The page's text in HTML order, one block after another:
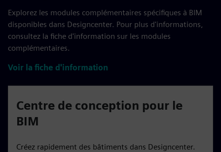
Explorez les modules complémentaires spécifiques à BIM
disponibles dans Designcenter. Pour plus d'informations,
consultez la fiche d'information sur les modules
complémentaires.
Voir la fiche d'information
Centre de conception pour le
BIM
Créez rapidement des bâtiments dans Designcenter.